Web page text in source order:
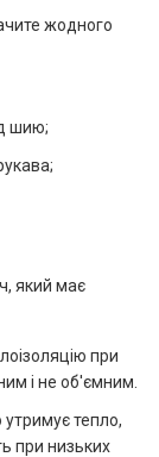
жодного
шию;
який має
при
і не об'ємним.
утримує тепло,
при низьких